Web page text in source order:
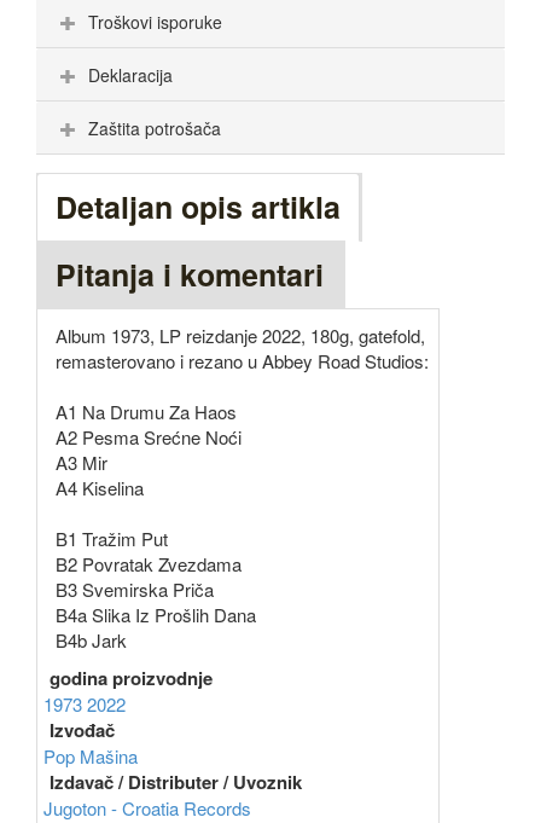
Troškovi isporuke
Deklaracija
Zaštita potrošača
Detaljan opis artikla
Pitanja i komentari
Album 1973, LP reizdanje 2022, 180g, gatefold,
remasterovano i rezano u Abbey Road Studios:
A1 Na Drumu Za Haos
A2 Pesma Srećne Noći
A3 Mir
A4 Kiselina
B1 Tražim Put
B2 Povratak Zvezdama
B3 Svemirska Priča
B4a Slika Iz Prošlih Dana
B4b Jark
godina proizvodnje
19732022
Izvođač
Pop Mašina
Izdavač / Distributer / Uvoznik
Jugoton - Croatia Records